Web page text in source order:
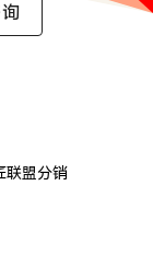
联盟分销